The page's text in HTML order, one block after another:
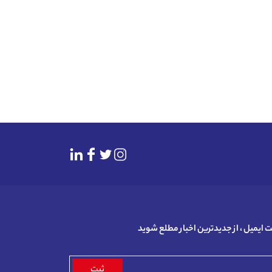
ایمیل ، از جدیدترین اخبار مطلع شوید